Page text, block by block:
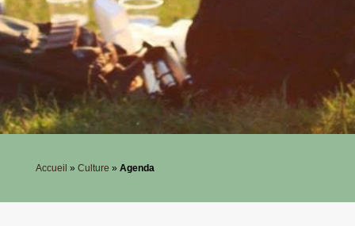
Accueil » Culture » Agenda